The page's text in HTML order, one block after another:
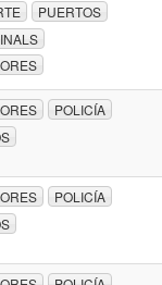
PUERTOS
POLICÍA
POLICÍA